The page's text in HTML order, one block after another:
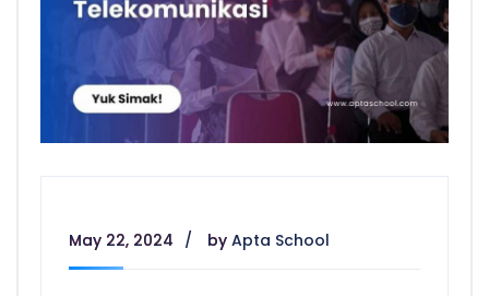
May 22, 2024 by Apta School